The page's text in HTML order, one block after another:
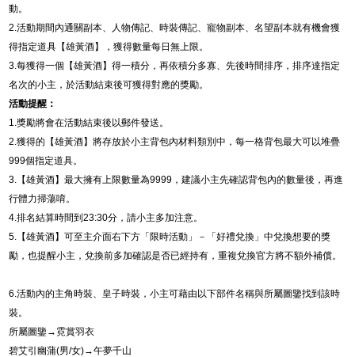
動。
2.活動期間內通關副本、人物傳記、時裝傳記、寵物副本、名望副本就有機會獲
得指定道具【雄黃酒】，獲得數量每日無上限。
3.每獲得一個【雄黃酒】得一積分，再依積分多寡、先後時間排序，排序達指定
名次的小主，於活動結束後可獲得對應的獎勵。
活動提醒：
1.獎勵將會在活動結束後以郵件發送。
2.獲得的【雄黃酒】將存放於小主背包內材料類別中，每一格背包最大可以堆疊
999個指定道具。
3.
【雄黃酒】最大擁有上限數量為9999 ，建議小主先確認背包內的數量後，再進
行體力掃蕩唷。
4.排名結算時間到23:30分，請小主多加注意。
5.
【雄黃酒】可至主介面右下方「限時活動」－「好禮兌換」中兌換想要的獎
勵，也提醒小主，兌換前多加確認是否已經持有，重複兌換官方將不額外補償。
6.活動內的主角時裝、皇子時裝，小主可藉由以下部件名稱與所屬圖鑒找到該時
裝。
所屬圖鑒→霓賞羽衣
碧艾引幽蒲(男/女)→午夢千山